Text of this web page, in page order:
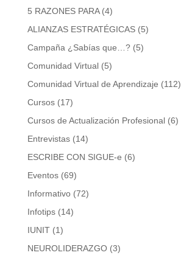
5 RAZONES PARA(4)
ALIANZAS ESTRATÉGICAS(5)
Campaña ¿Sabías que…?(5)
Comunidad Virtual(5)
Comunidad Virtual de Aprendizaje (112)
Cursos(17)
Cursos de Actualización Profesional(6)
Entrevistas(14)
ESCRIBE CON SIGUE-e (6)
Eventos(69)
Informativo(72)
Infotips(14)
IUNIT(1)
NEUROLIDERAZGO(3)